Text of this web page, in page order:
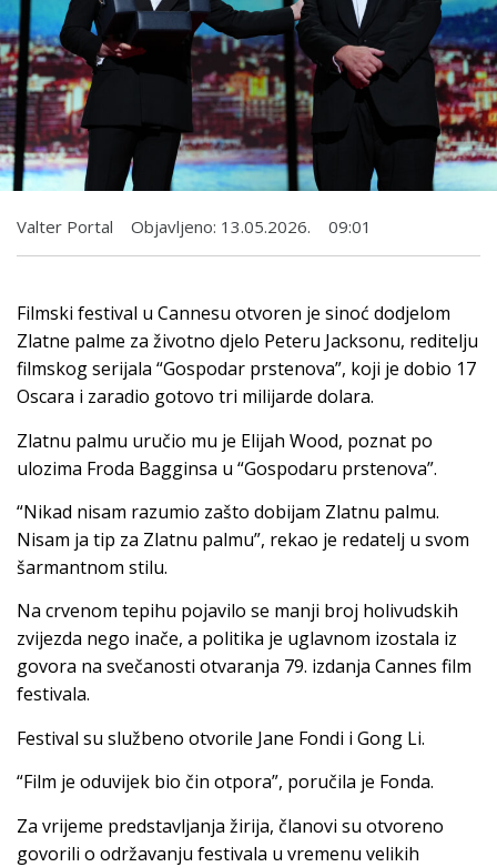
Valter Portal Objavljeno: 13.05.2026. 09:01
Filmski festival u Cannesu otvoren je sinoć dodjelom
Zlatne palme za životno djelo Peteru Jacksonu, reditelju
filmskog serijala “Gospodar prstenova”, koji je dobio 17
Oscara i zaradio gotovo tri milijarde dolara.
Zlatnu palmu uručio mu je Elijah Wood, poznat po
ulozima Froda Bagginsa u “Gospodaru prstenova”.
“Nikad nisam razumio zašto dobijam Zlatnu palmu.
Nisam ja tip za Zlatnu palmu”, rekao je redatelj u svom
šarmantnom stilu.
Na crvenom tepihu pojavilo se manji broj holivudskih
zvijezda nego inače, a politika je uglavnom izostala iz
govora na svečanosti otvaranja 79. izdanja Cannes film
festivala.
Festival su službeno otvorile Jane Fondi i Gong Li.
“Film je oduvijek bio čin otpora”, poručila je Fonda.
Za vrijeme predstavljanja žirija, članovi su otvoreno
govorili o održavanju festivala u vremenu velikih